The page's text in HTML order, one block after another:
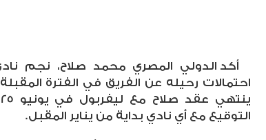
أكد الدولي المصري محمد صلاح، نجم
احتمالات رحيله عن الفريق في الفترة
التوقيع مع أي نادي بداية من يناير المقبل.